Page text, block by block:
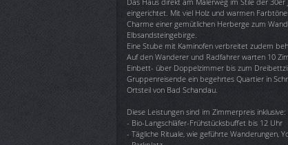
eingerichtet. Mit viel Holz und warmen
Charme einer gemütlichen Herberge zum
Elbsandsteingebirge.
Eine Stube mit Kaminofen verbreitet zudem
Auf den Wanderer und Radfahrer warten 10
Einbett- über Doppelzimmer bis zum
Gruppenreisende ein begehrtes Quartier in
Ortsteil von Bad Schandau.
Diese Leistungen sind im Zimmerpreis inklusive:
- Bio-Langschläfer-Frühstücksbuffet bis 12 Uhr
- Tägliche Rituale, wie geführte Wanderungen,